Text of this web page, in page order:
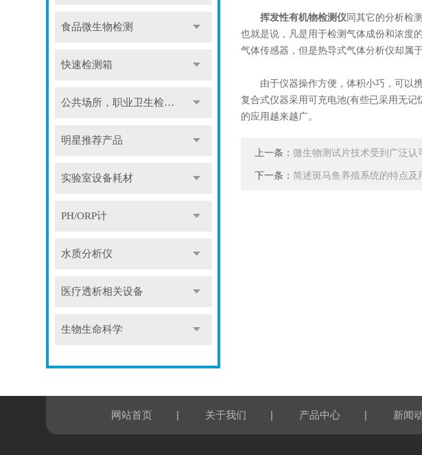
食品微生物检测
快速检测箱
公共场所，职业卫生检测仪
明星推荐产品
实验室设备耗材
PH/ORP计
水质分析仪
医疗透析相关设备
生物生命科学
挥发性有机物检测仪同其它的分析检
也就是说，凡是用于检测气体成份和浓度
气体传感器，但是热导式气体分析仪却属
由于仪器操作方便，体积小巧，可以携
复合式仪器采用可充电池(有些已采用无
的应用越来越广。
上一条：微生物测试片技术受到广泛认可
下一条：简述斑马鱼养殖系统的特点及
网站首页 | 关于我们 | 产品中心 | 新闻